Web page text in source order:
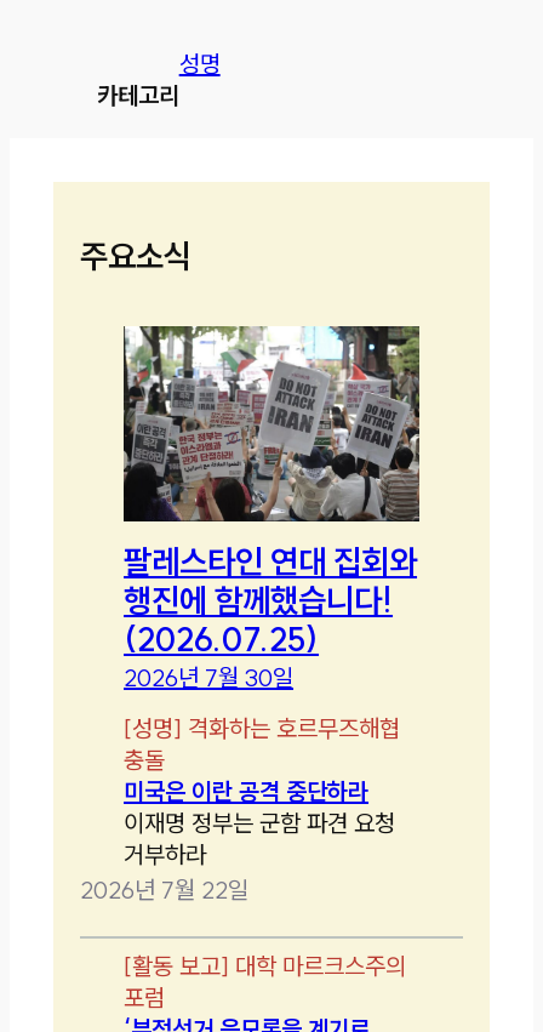
카테고리
성명
주요소식
팔레스타인 연대 집회와
행진에 함께했습니다!
(2026.07.25)
2026년 7월 30일
[성명] 격화하는 호르무즈해협
충돌
미국은 이란 공격 중단하라
이재명 정부는 군함 파견 요청
거부하라
2026년 7월 22일
[활동 보고] 대학 마르크스주의
포럼